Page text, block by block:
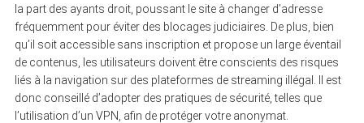
la part des ayants droit, poussant le site à changer d’adresse
fréquemment pour éviter des blocages judiciaires. De plus, bien
qu’il soit accessible sans inscription et propose un large éventail
de contenus, les utilisateurs doivent être conscients des risques
liés à la navigation sur des plateformes de streaming illégal. Il est
donc conseillé d’adopter des pratiques de sécurité, telles que
l’utilisation d’un VPN, afin de protéger votre anonymat.